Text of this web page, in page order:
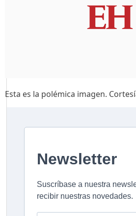
Esta es la polémica imagen.